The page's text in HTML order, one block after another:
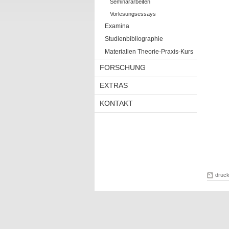
Seminararbeiten
Vorlesungsessays
Examina
Studienbibliographie
Materialien Theorie-Praxis-Kurs
FORSCHUNG
EXTRAS
KONTAKT